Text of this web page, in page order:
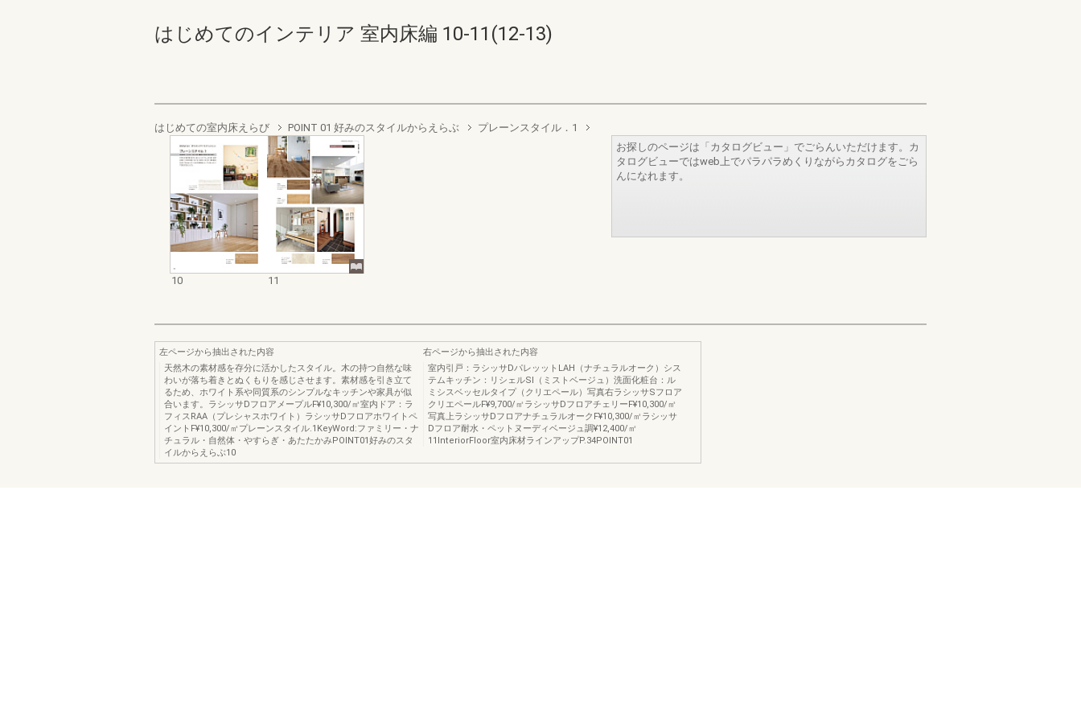
はじめてのインテリア 室内床編 10-11(12-13)
はじめての室内床えらび POINT 01 好みのスタイルからえらぶ プレーンスタイル．1
10 11
お探しのページは「カタログビュー」でごらんいただけます。カ
タログビューではweb上でパラパラめくりながらカタログをごら
んになれます。
左ページから抽出された内容
天然木の素材感を存分に活かしたスタイル。木の持つ自然な味
わいが落ち着きとぬくもりを感じさせます。素材感を引き立て
るため、ホワイト系や同質系のシンプルなキッチンや家具が似
合います。ラシッサDフロアメープルF¥10,300/㎡室内ドア：ラ
フィスRAA（プレシャスホワイト）ラシッサDフロアホワイトペ
イントF¥10,300/㎡プレーンスタイル.1KeyWord:ファミリー・ナ
チュラル・自然体・やすらぎ・あたたかみPOINT01好みのスタ
イルからえらぶ10
右ページから抽出された内容
室内引戸：ラシッサDパレッットLAH（ナチュラルオーク）シス
テムキッチン：リシェルSI（ミストベージュ）洗面化粧台：ル
ミシスベッセルタイプ（クリエペール）写真右ラシッサSフロア
クリエペールF¥9,700/㎡ラシッサDフロアチェリーF¥10,300/㎡
写真上ラシッサDフロアナチュラルオークF¥10,300/㎡ラシッサ
Dフロア耐水・ペットヌーディベージュ調¥12,400/㎡
11InteriorFloor室内床材ラインアップP.34POINT01